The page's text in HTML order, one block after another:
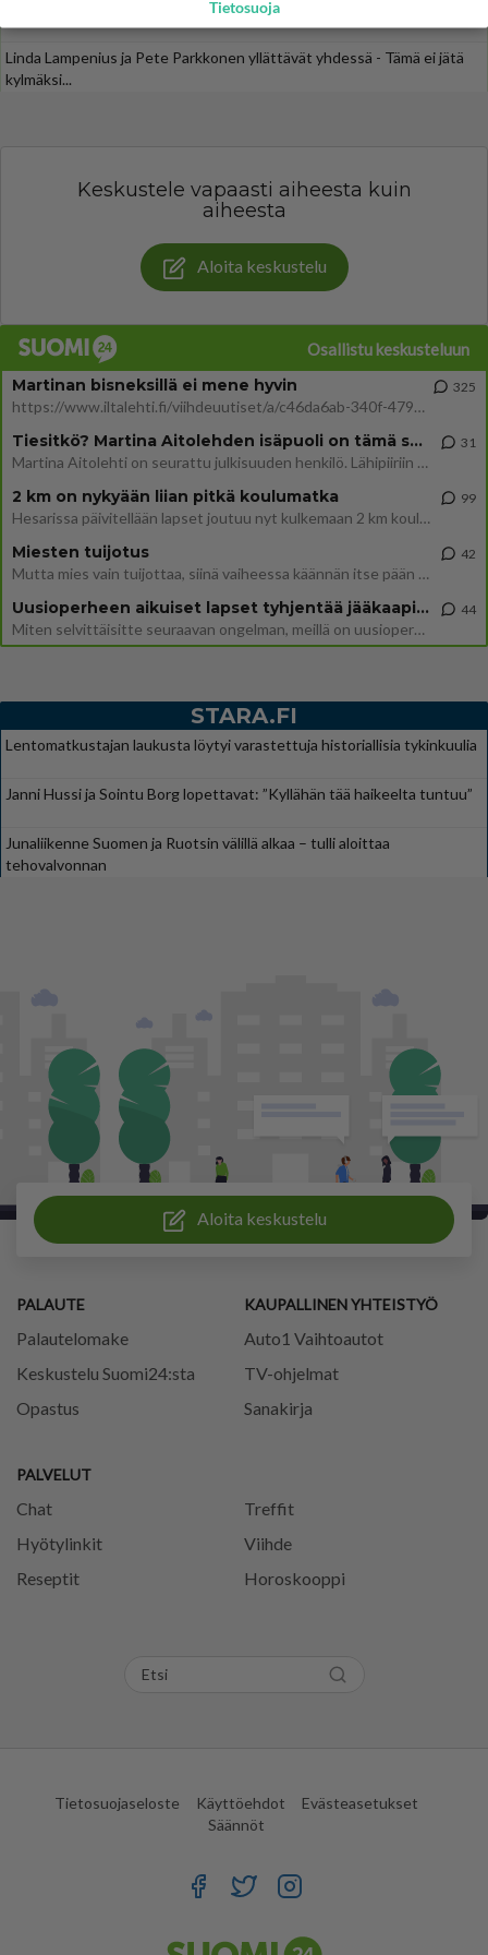
Tänä iltana tv:ssä - Vuoden 1992 katsotuin kotimainen elokuva
Linda Lampenius ja Pete Parkkonen yllättävät yhdessä - Tämä ei jätä
kylmäksi...
Keskustele vapaasti aiheesta kuin
aiheesta
Aloita keskustelu
Osallistu keskusteluun
Martinan bisneksillä ei mene hyvin
https://www.iltalehti.fi/viihdeuutiset/a/c46da6ab-340f-4790-aaa7-0865eed2336 Yrityksen konkurssihakemus on tullut kärä
325
Tiesitkö? Martina Aitolehden isäpuoli on tämä suosittu laulaja
Martina Aitolehti on seurattu julkisuuden henkilö. Lähipiiriin mahtuu muitakin tunnettuja henkilöitä. Tiesitkö, että Ma
31
2 km on nykyään liian pitkä koulumatka
Hesarissa päivitellään lapset joutuu nyt kulkemaan 2 km kouluun jösses. Ruostefillarilla tuo matka menee vaikka miten äk
99
Miesten tuijotus
Mutta mies vain tuijottaa, siinä vaiheessa käännän itse pään pois. Mikä juttu? Yleensä jos joku tuijottaa tai katsoo, hä
42
Uusioperheen aikuiset lapset tyhjentää jääkaapin käydessään
Miten selvittäisitte seuraavan ongelman, meillä on uusioperhe, minulla teini-ikäiset lapset ja puolisolla aikuiset, jotk
44
STARA.FI
Lentomatkustajan laukusta löytyi varastettuja historiallisia tykinkuulia
Janni Hussi ja Sointu Borg lopettavat: ”Kyllähän tää haikeelta tuntuu”
Junaliikenne Suomen ja Ruotsin välillä alkaa – tulli aloittaa
tehovalvonnan
Aloita keskustelu
PALAUTE
Palautelomake
Keskustelu Suomi24:sta
Opastus
PALVELUT
Chat
Treffit
Hyötylinkit
Viihde
Reseptit
Horoskooppi
KAUPALLINEN YHTEISTYÖ
Auto1 Vaihtoautot
TV-ohjelmat
Sanakirja
Tietosuojaseloste Käyttöehdot
Evästeasetukset
Säännöt
Tietosuoja